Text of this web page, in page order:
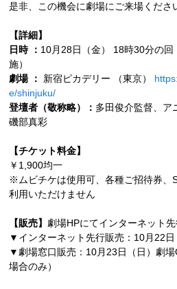
是非、この機会に劇場にご来場くださ
【詳細】
日時 ： 10月28日（金） 18時30分の
施）
劇場 ： 新宿ピカデリー （東京）
e/shinjuku/
登壇者（敬称略）： 多田俊介監督、ア
磯部真彩
【チケット料金】
￥1,900均一
※ムビチケは使用可、各種ご招待券、
利用いただけません
【販売】 劇場HPにてインターネット
▼インターネット先行販売：10月22日
▼劇場窓口販売：10月23日（日）劇
場合のみ）